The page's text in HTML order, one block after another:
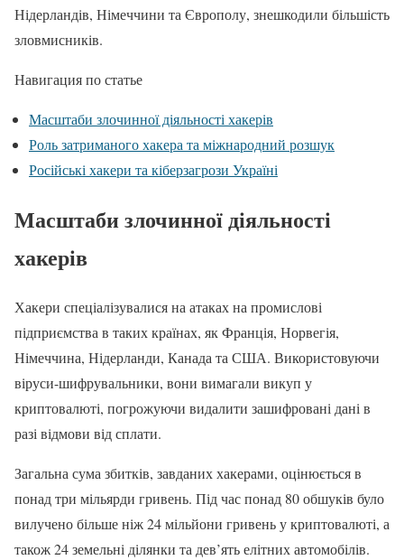
Нідерландів, Німеччини та Європолу, знешкодили більшість
зловмисників.
Навигация по статье
Масштаби злочинної діяльності хакерів
Роль затриманого хакера та міжнародний розшук
Російські хакери та кіберзагрози Україні
Масштаби злочинної діяльності
хакерів
Хакери спеціалізувалися на атаках на промислові
підприємства в таких країнах, як Франція, Норвегія,
Німеччина, Нідерланди, Канада та США. Використовуючи
віруси-шифрувальники, вони вимагали викуп у
криптовалюті, погрожуючи видалити зашифровані дані в
разі відмови від сплати.
Загальна сума збитків, завданих хакерами, оцінюється в
понад три мільярди гривень. Під час понад 80 обшуків було
вилучено більше ніж 24 мільйони гривень у криптовалюті, а
також 24 земельні ділянки та дев’ять елітних автомобілів.